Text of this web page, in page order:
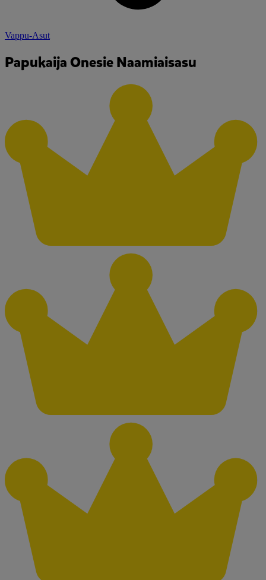
Vappu-Asut
Papukaija Onesie Naamiaisasu